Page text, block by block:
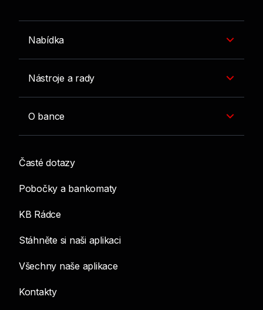
programu Nová zelená
úsporám
Více
Nabídka
Nástroje a rady
O bance
Časté dotazy
Pobočky a bankomaty
KB Rádce
Stáhněte si naši aplikaci
Všechny naše aplikace
Kontakty